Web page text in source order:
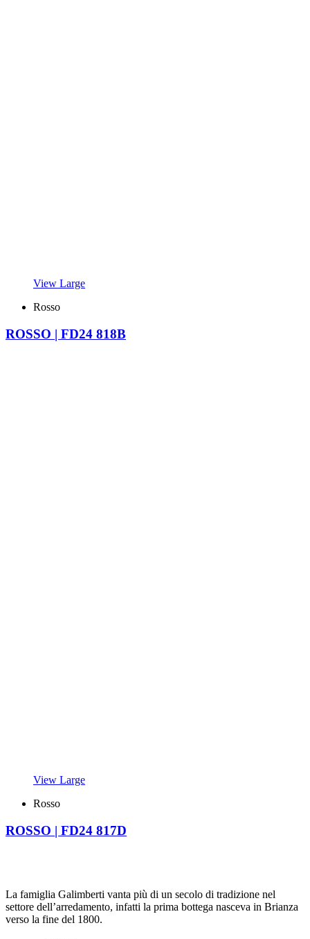
View Large
Rosso
ROSSO | FD24 818B
View Large
Rosso
ROSSO | FD24 817D
La famiglia Galimberti vanta più di un secolo di tradizione nel
settore dell’arredamento, infatti la prima bottega nasceva in Brianza
verso la fine del 1800.